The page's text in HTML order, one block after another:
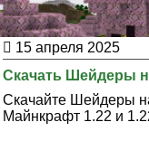
15 апреля 2025
Скачать Шейдеры
Скачайте Шейдеры
Майнкрафт 1.22 и